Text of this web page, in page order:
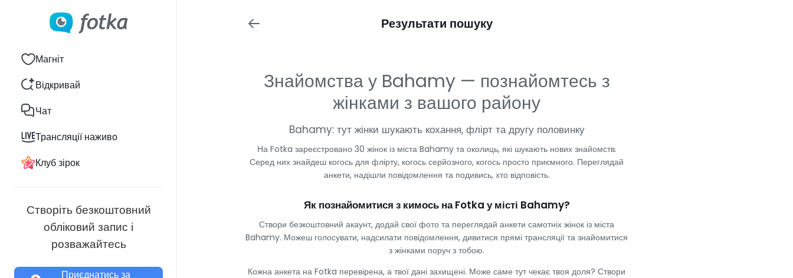
Магніт
Відкривай
Чат
Трансляції наживо
Клуб зірок
Створіть безкоштовний
обліковий запис і
розважайтесь
Приєднатись за
Результати пошуку
Знайомства у Bahamy — познайомтесь з
жінками з вашого району
Bahamy: тут жінки шукають кохання, флірт та другу половинку
На Fotka зареєстровано 30 жінок із міста Bahamy та околиць, які шукають нових знайомств.
Серед них знайдеш когось для флірту, когось серйозного, когось просто приємного. Переглядай
анкети, надішли повідомлення та подивись, хто відповість.
Як познайомитися з кимось на Fotka у місті Bahamy?
Створи безкоштовний акаунт, додай свої фото та переглядай анкети самотніх жінок із міста
Bahamy. Можеш голосувати, надсилати повідомлення, дивитися прямі трансляції та знайомитися
з жінками поруч з тобою.
Кожна анкета на Fotka перевірена, а твої дані захищені. Може саме тут чекає твоя доля? Створи